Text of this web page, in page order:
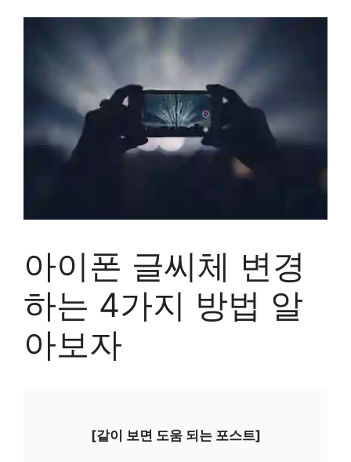
아이폰 글씨체 변경
하는 4가지 방법 알
아보자
[같이 보면 도움 되는 포스트]